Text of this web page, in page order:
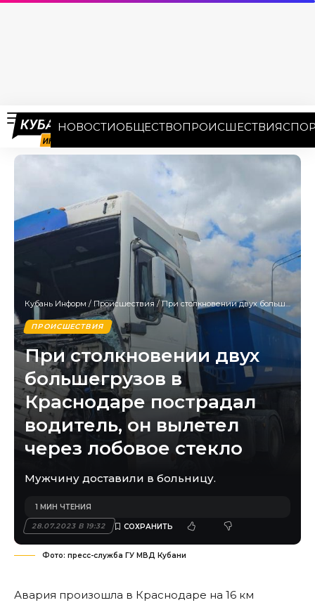
НОВОСТИОБЩЕСТВОПРОИСШЕСТВИЯ
Кубань Информ / Происшествия/При столкновении двух большегрузов в Краснодаре пострадал водитель, он вылетел через лобовое стекло
ПРОИСШЕСТВИЯ
При столкновении двух
большегрузов в
Краснодаре пострадал
водитель, он вылетел
через лобовое стекло
Мужчину доставили в больницу.
28.07.2023 В 19:32
1 МИН ЧТЕНИЯ
Фото: пресс-служба ГУ МВД Кубани
Авария произошла в Краснодаре на 16 км